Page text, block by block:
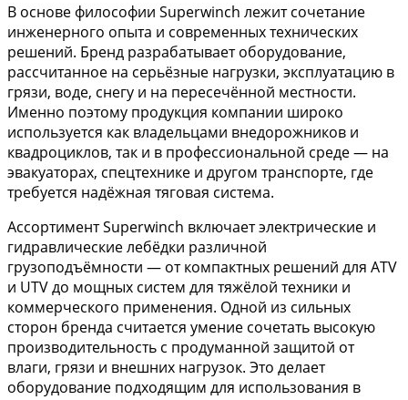
В основе философии Superwinch лежит сочетание
инженерного опыта и современных технических
решений. Бренд разрабатывает оборудование,
рассчитанное на серьёзные нагрузки, эксплуатацию в
грязи, воде, снегу и на пересечённой местности.
Именно поэтому продукция компании широко
используется как владельцами внедорожников и
квадроциклов, так и в профессиональной среде — на
эвакуаторах, спецтехнике и другом транспорте, где
требуется надёжная тяговая система.
Ассортимент Superwinch включает электрические и
гидравлические лебёдки различной
грузоподъёмности — от компактных решений для ATV
и UTV до мощных систем для тяжёлой техники и
коммерческого применения. Одной из сильных
сторон бренда считается умение сочетать высокую
производительность с продуманной защитой от
влаги, грязи и внешних нагрузок. Это делает
оборудование подходящим для использования в